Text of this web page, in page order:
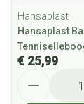
Hansaplast
Hansaplast
€ 25,99